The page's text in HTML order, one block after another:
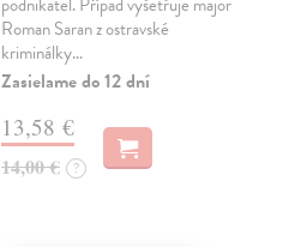
Roman Saran z ostravské
kriminálky…
Zasielame do 12 dní
13,58 €
14,00 € ?